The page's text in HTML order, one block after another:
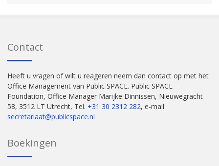
Contact
Heeft u vragen of wilt u reageren neem dan contact op met het
Office Management van Public SPACE. Public SPACE
Foundation, Office Manager Marijke Dinnissen, Nieuwegracht
58, 3512 LT Utrecht, Tel. +31 30 2312 282, e-mail
secretariaat@publicspace.nl
Boekingen